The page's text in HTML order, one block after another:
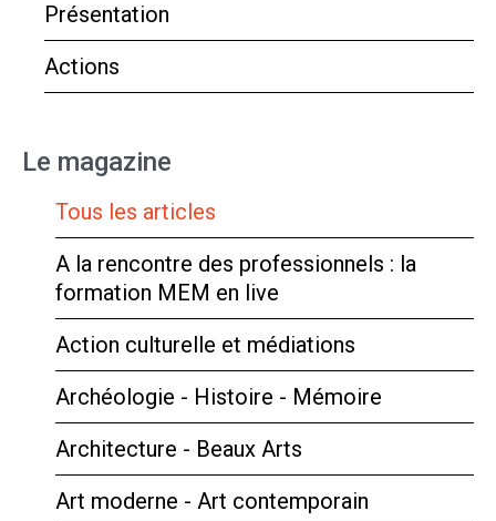
Présentation
Actions
Le magazine
Tous les articles
A la rencontre des professionnels : la
formation MEM en live
Action culturelle et médiations
Archéologie - Histoire - Mémoire
Architecture - Beaux Arts
Art moderne - Art contemporain